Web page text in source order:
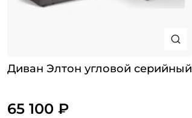
Диван Элтон угловой серийный
65 100 ₽